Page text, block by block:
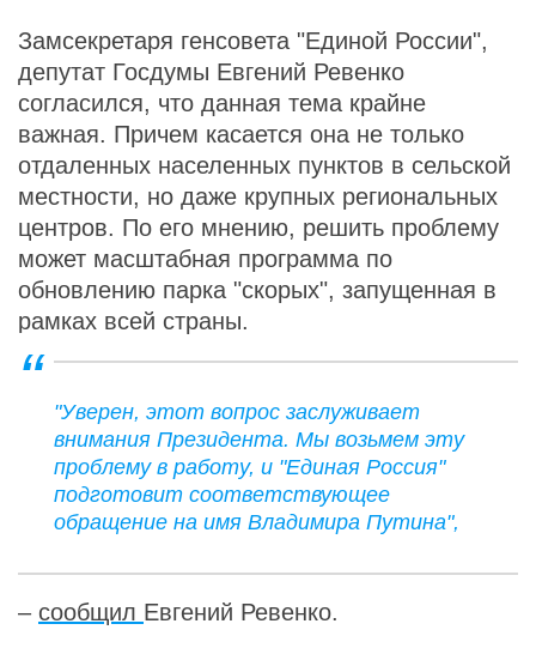
Замсекретаря генсовета "Единой России",
депутат Госдумы Евгений Ревенко
согласился, что данная тема крайне
важная. Причем касается она не только
отдаленных населенных пунктов в сельской
местности, но даже крупных региональных
центров. По его мнению, решить проблему
может масштабная программа по
обновлению парка "скорых", запущенная в
рамках всей страны.
"Уверен, этот вопрос заслуживает
внимания Президента. Мы возьмем эту
проблему в работу, и "Единая Россия"
подготовит соответствующее
обращение на имя Владимира Путина",
– сообщил Евгений Ревенко.